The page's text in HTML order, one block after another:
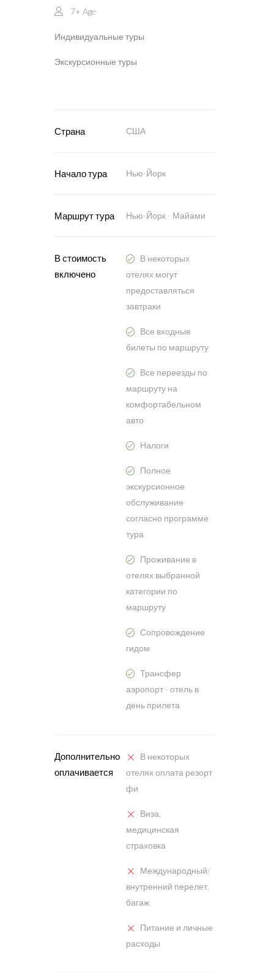
7+ Age
Индивидуальные туры
Экскурсионные туры
Страна США
Начало тура Нью-Йорк
Маршрут тура Нью-Йорк - Майами
В стоимость
включено
В некоторых
отелях могут
предоставляться
завтраки
Все входные
билеты по маршруту
Все переезды по
маршруту на
комфортабельном
авто
Налоги
Полное
экскурсионное
обслуживание
согласно программе
тура
Проживание в
отелях выбранной
категории по
маршруту
Сопровождение
гидом
Трансфер
аэропорт - отель в
день прилета
Дополнительно
оплачивается
В некоторых
отелях оплата резорт
фи
Виза,
медицинская
страховка
Международный/
внутренний перелет,
багаж
Питание и личные
расходы